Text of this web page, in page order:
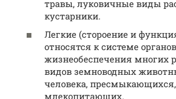
травы, луковичные виды
кустарники.
Легкие (стороение и
относятся к системе органов
жизнеобеспечения многих
видов земноводных
человека, пресмыкающихся,
млекопитающих.